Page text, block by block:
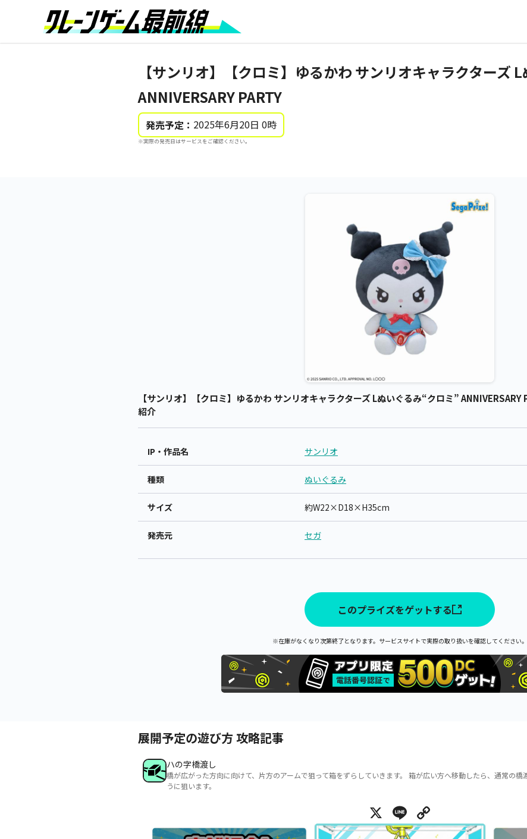
【サンリオ】【クロミ】ゆるかわ サンリオキャラクターズ
ANNIVERSARY PARTY
発売予定： 2025年6月20日 0時
※実際の発売日はサービスをご確認ください。
【サンリオ】【クロミ】ゆるかわ サンリオキャラクターズ Lぬいぐるみ“クロミ”
紹介
IP・作品名 サンリオ
種類 ぬいぐるみ
サイズ 約W22×D18×H35cm
発売元 セガ
このプライズをゲットする
※在庫がなくなり次第終了となります。サービスサイトで実際の取り扱いを確認してください。
展開予定の遊び方 攻略記事
ハの字橋渡し
橋が広がった方向に向けて、片方のアームで狙って箱をずらしていきます。 箱が広い方へ移動したら、通常の
うに狙います。
X Line